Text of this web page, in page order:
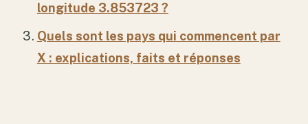
longitude 3.853723 ?
Quels sont les pays qui commencent par
X : explications, faits et réponses